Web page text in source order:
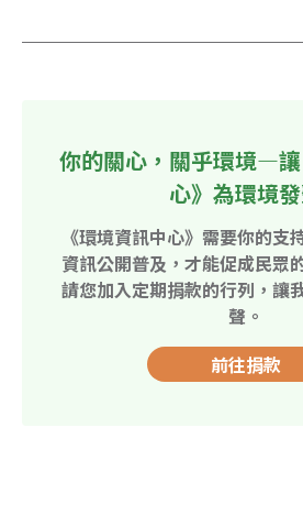
你的關心，關乎環境—
心》為環境
《環境資訊中心》需要你的支
資訊公開普及，才能促成民眾
請您加入定期捐款的行列，讓
聲。
前往捐款